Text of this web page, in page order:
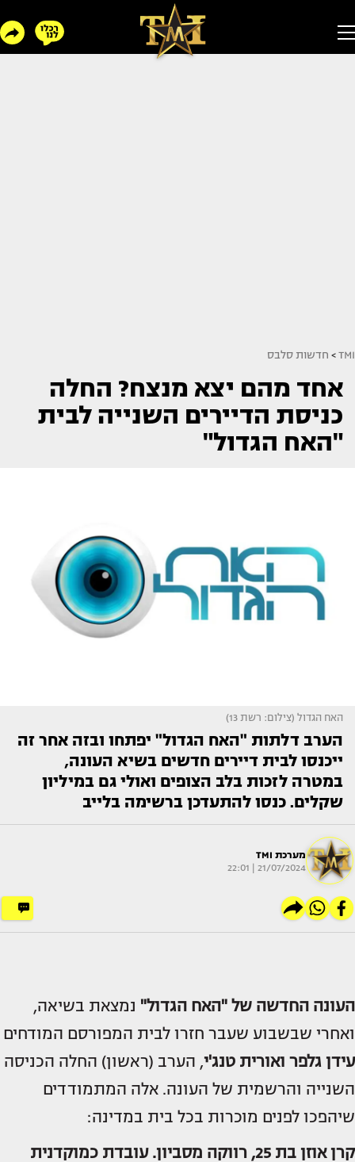
TMI
> חדשות סלבס
אחד מהם יצא מנצח? החלה
כניסת הדיירים השנייה לבית
"האח הגדול"
האח הגדול (צילום: רשת 13)
הערב דלתות "האח הגדול" יפתחו ובזה אחר זה
ייכנסו לבית דיירים חדשים בשיא העונה,
במטרה לזכות בלב הצופים ואולי גם במיליון
שקלים. כנסו להתעדכן ברשימה בלייב
מערכת TMI
21/07/2024 | 22:01
העונה החדשה של "האח הגדול" נמצאת בשיאה,
ואחרי שבשבוע שעבר חזרו לבית המפורסם המודחים
עידן גלפר ואורית טנג'י, הערב (ראשון) החלה הכניסה
השנייה והרשמית של העונה. אלה המתמודדים
שיהפכו לפנים מוכרות בכל בית במדינה:
קרן אוזן בת 25, רווקה מסביון. עובדת כמוקדנית